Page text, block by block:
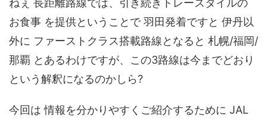
ねぇ 長距離路線では、引き続きトレースタイルの
お食事 を提供ということで 羽田発着ですと 伊丹以
外に ファーストクラス搭載路線となると 札幌/福岡/
那覇 とあるわけですが、この3路線は今までどおり
という解釈になるのかしら?
今回は 情報を分かりやすくご紹介するために JAL